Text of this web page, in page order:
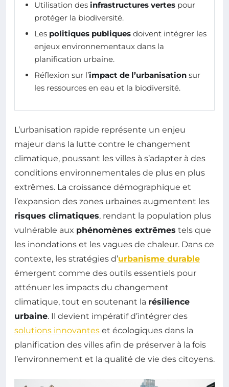
Utilisation des infrastructures vertes pour
protéger la biodiversité.
Les politiques publiques doivent intégrer les
enjeux environnementaux dans la
planification urbaine.
Réflexion sur l’impact de l’urbanisation sur
les ressources en eau et la biodiversité.
L’urbanisation rapide représente un enjeu
majeur dans la lutte contre le changement
climatique, poussant les villes à s’adapter à des
conditions environnementales de plus en plus
extrêmes. La croissance démographique et
l’expansion des zones urbaines augmentent les
risques climatiques, rendant la population plus
vulnérable aux phénomènes extrêmes tels que
les inondations et les vagues de chaleur. Dans ce
contexte, les stratégies d’urbanisme durable
émergent comme des outils essentiels pour
atténuer les impacts du changement
climatique, tout en soutenant la résilience
urbaine. Il devient impératif d’intégrer des
solutions innovantes et écologiques dans la
planification des villes afin de préserver à la fois
l’environnement et la qualité de vie des citoyens.